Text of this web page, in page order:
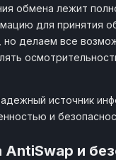
обмена лежит
для принятия
делаем все
источник
и
и